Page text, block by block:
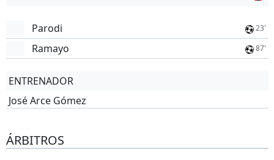
Parodi 23'
Ramayo 87'
ENTRENADOR
José Arce Gómez
ÁRBITROS